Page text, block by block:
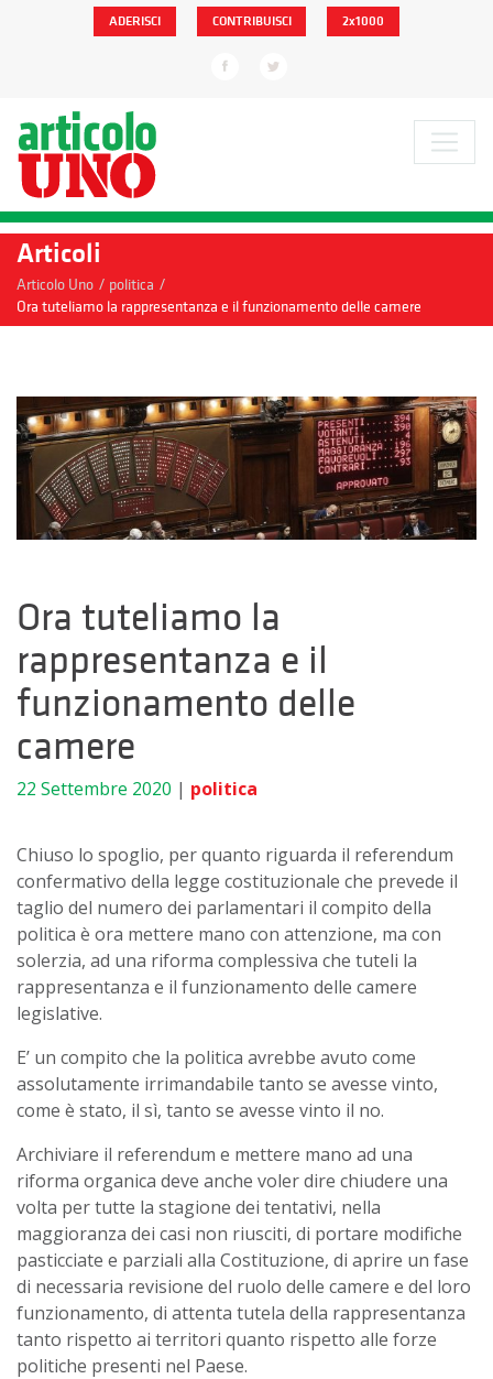
ADERISCI CONTRIBUISCI 2x1000
Articoli
Articolo Uno / politica /
Ora tuteliamo la rappresentanza e il funzionamento delle camere
Ora tuteliamo la
rappresentanza e il
funzionamento delle
camere
22 Settembre 2020 | politica
Chiuso lo spoglio, per quanto riguarda il referendum
confermativo della legge costituzionale che prevede il
taglio del numero dei parlamentari il compito della
politica è ora mettere mano con attenzione, ma con
solerzia, ad una riforma complessiva che tuteli la
rappresentanza e il funzionamento delle camere
legislative.
E’ un compito che la politica avrebbe avuto come
assolutamente irrimandabile tanto se avesse vinto,
come è stato, il sì, tanto se avesse vinto il no.
Archiviare il referendum e mettere mano ad una
riforma organica deve anche voler dire chiudere una
volta per tutte la stagione dei tentativi, nella
maggioranza dei casi non riusciti, di portare modifiche
pasticciate e parziali alla Costituzione, di aprire un fase
di necessaria revisione del ruolo delle camere e del loro
funzionamento, di attenta tutela della rappresentanza
tanto rispetto ai territori quanto rispetto alle forze
politiche presenti nel Paese.